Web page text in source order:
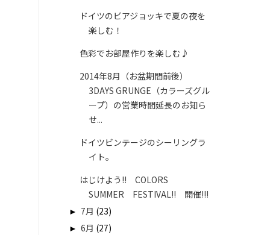
ドイツのビアジョッキで夏の夜を
楽しむ！
色彩でお部屋作りを楽しむ♪
2014年8月（お盆期間前後）
3DAYS GRUNGE（カラーズグル
ープ）の営業時間延長のお知ら
せ...
ドイツビンテージのシーリングラ
イト。
はじけよう!! COLORS
SUMMER FESTIVAL!! 開催!!!
► 7月 (23)
► 6月 (27)